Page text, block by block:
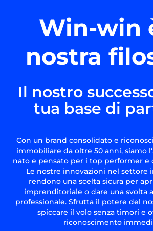
Win-win
nostra
Il nostro
tua base di
Con un brand consolidato e
immobiliare da oltre 50 anni, siamo
nato e pensato per i top performer e
Le nostre innovazioni nel settore
rendono una scelta sicura per
imprenditoriale o dare una svolta
professionale. Sfrutta il potere del
spiccare il volo senza timori e
riconoscimento